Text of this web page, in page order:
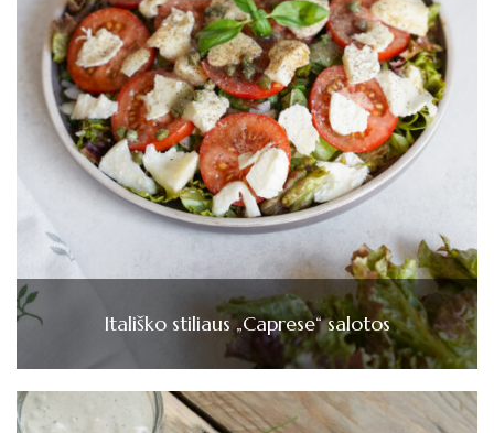
Itališko stiliaus „Caprese“ salotos